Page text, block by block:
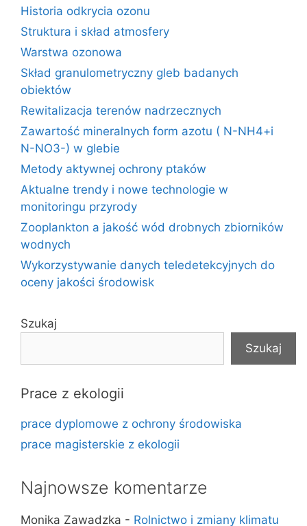
Historia odkrycia ozonu
Struktura i skład atmosfery
Warstwa ozonowa
Skład granulometryczny gleb badanych
obiektów
Rewitalizacja terenów nadrzecznych
Zawartość mineralnych form azotu ( N-NH4+i
N-NO3-) w glebie
Metody aktywnej ochrony ptaków
Aktualne trendy i nowe technologie w
monitoringu przyrody
Zooplankton a jakość wód drobnych zbiorników
wodnych
Wykorzystywanie danych teledetekcyjnych do
oceny jakości środowisk
Szukaj
Szukaj
Prace z ekologii
prace dyplomowe z ochrony środowiska
prace magisterskie z ekologii
Najnowsze komentarze
Monika Zawadzka - Rolnictwo i zmiany klimatu